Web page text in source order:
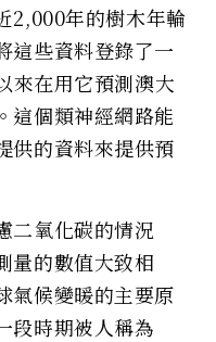
2,000年的樹木年輪
這些資料登錄了一
來在用它預測澳大
這個類神經網路能
供的資料來提供預
二氧化碳的情況
量的數值大致相
氣候變暖的主要原
段時期被人稱為